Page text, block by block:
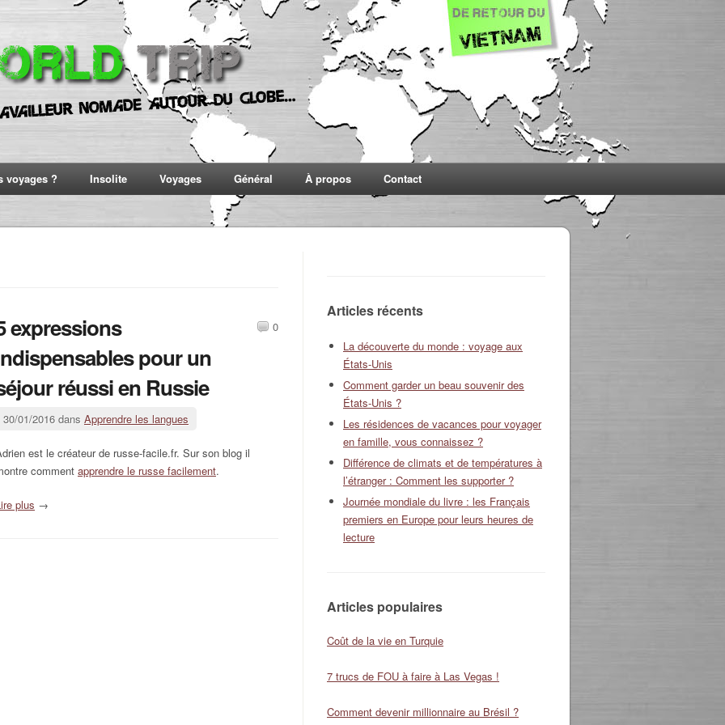
voyages ? Insolite Voyages Général À propos Contact
expressions
pour un
réussi en Russie
30/01/2016 dans Apprendre les langues
est le créateur de russe-facile.fr. Sur son blog il
comment apprendre le russe facilement.
plus →
0
Articles récents
La découverte du monde : voyage aux
États-Unis
Comment garder un beau souvenir des
États-Unis ?
Les résidences de vacances pour voyager
en famille, vous connaissez ?
Différence de climats et de températures à
l’étranger : Comment les supporter ?
Journée mondiale du livre : les Français
premiers en Europe pour leurs heures de
lecture
Articles populaires
Coût de la vie en Turquie
7 trucs de FOU à faire à Las Vegas !
Comment devenir millionnaire au Brésil ?